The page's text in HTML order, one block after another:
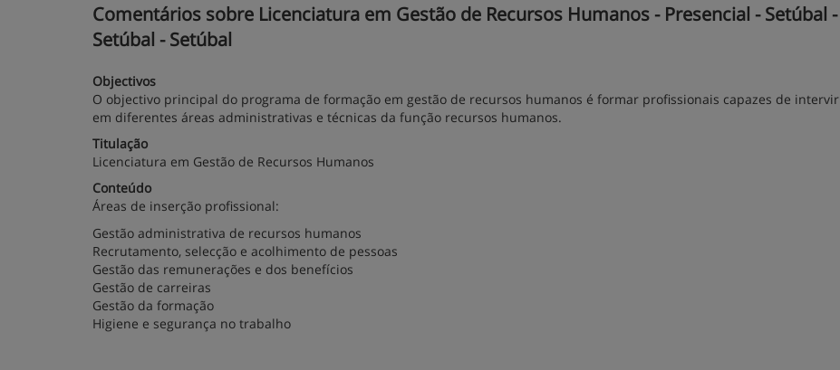
Comentários sobre Licenciatura em Gestão de Recursos Humanos - Presencial - Setúbal -
Setúbal - Setúbal
Objectivos
O objectivo principal do programa de formação em gestão de recursos humanos é formar profissionais capazes de intervir
em diferentes áreas administrativas e técnicas da função recursos humanos.
Titulação
Licenciatura em Gestão de Recursos Humanos
Conteúdo
Áreas de inserção profissional:
Gestão administrativa de recursos humanos
Recrutamento, selecção e acolhimento de pessoas
Gestão das remunerações e dos benefícios
Gestão de carreiras
Gestão da formação
Higiene e segurança no trabalho